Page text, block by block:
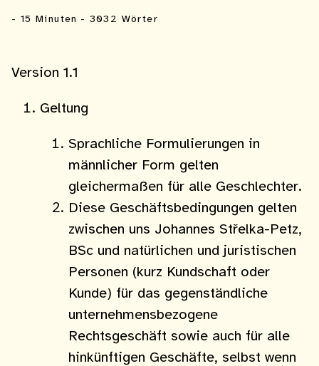
- 15 Minuten - 3032 Wörter
Version 1.1
Geltung
Sprachliche Formulierungen in
männlicher Form gelten
gleichermaßen für alle Geschlechter.
Diese Geschäftsbedingungen gelten
zwischen uns Johannes Střelka-Petz,
BSc und natürlichen und juristischen
Personen (kurz Kundschaft oder
Kunde) für das gegenständliche
unternehmensbezogene
Rechtsgeschäft sowie auch für alle
hinkünftigen Geschäfte, selbst wenn